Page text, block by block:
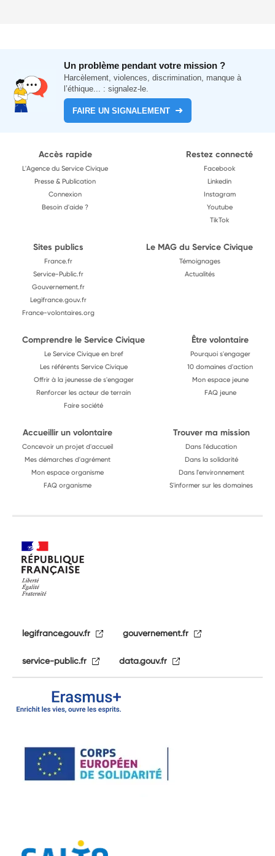
Un problème pendant votre mission ?
Harcèlement, violences, discrimination, manque à
l’éthique... : signalez-le.
FAIRE UN SIGNALEMENT
Accès rapide
L'Agence du Service Civique
Presse & Publication
Connexion
Besoin d'aide ?
Restez connecté
Facebook
Linkedin
Instagram
Youtube
TikTok
Sites publics
France.fr
Service-Public.fr
Gouvernement.fr
Legifrance.gouv.fr
France-volontaires.org
Le MAG du Service Civique
Témoignages
Actualités
Comprendre le Service Civique
Le Service Civique en bref
Les référents Service Civique
Offrir à la jeunesse de s'engager
Renforcer les acteur de terrain
Faire société
Être volontaire
Pourquoi s'engager
10 domaines d'action
Mon espace jeune
FAQ jeune
Accueillir un volontaire
Concevoir un projet d'accueil
Mes démarches d'agrément
Mon espace organisme
FAQ organisme
Trouver ma mission
Dans l'éducation
Dans la solidarité
Dans l'environnement
S'informer sur les domaines
legifrance.gouv.fr gouvernement.fr
service-public.fr data.gouv.fr